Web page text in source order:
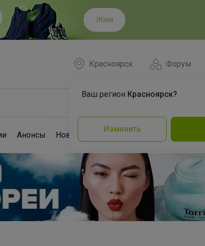
Жми
Форум
Красноярск
Ваш регион Красноярск?
Изменить
Анонсы Новости Команда